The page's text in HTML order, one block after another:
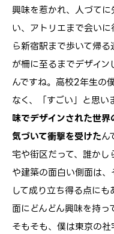
興味を惹かれ、人づて
い、アトリエまで会い
ら新宿駅まで歩いて帰
が柵に至るまでデザイ
んですね。高校2年生の
なく、「すごい」と思い
味でデザインされた世
気づいて衝撃を受けたん
宅や街区だって、誰かし
や建築の面白い側面は
して成り立ち得る点に
面にどんどん興味を持っ
そもそも、僕は東京の